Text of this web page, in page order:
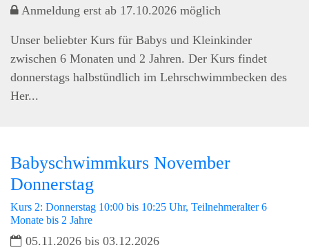
Anmeldung erst ab 17.10.2026 möglich
Unser beliebter Kurs für Babys und Kleinkinder
zwischen 6 Monaten und 2 Jahren. Der Kurs findet
donnerstags halbstündlich im Lehrschwimmbecken des
Her...
Babyschwimmkurs November
Donnerstag
Kurs 2: Donnerstag 10:00 bis 10:25 Uhr, Teilnehmeralter 6
Monate bis 2 Jahre
05.11.2026 bis 03.12.2026